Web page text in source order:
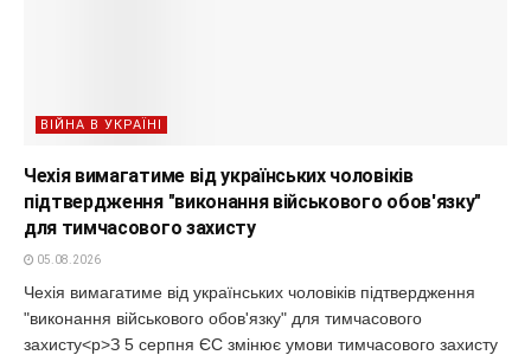
ВІЙНА В УКРАЇНІ
Чехія вимагатиме від українських чоловіків
підтвердження "виконання військового обов'язку"
для тимчасового захисту
05.08.2026
Чехія вимагатиме від українських чоловіків підтвердження
"виконання військового обов'язку" для тимчасового
захисту<p>З 5 серпня ЄС змінює умови тимчасового захисту